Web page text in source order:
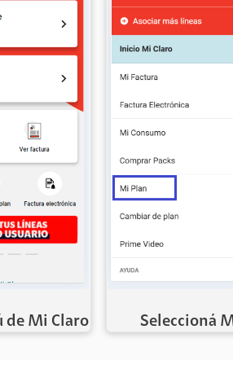
de Mi Claro Seleccioná